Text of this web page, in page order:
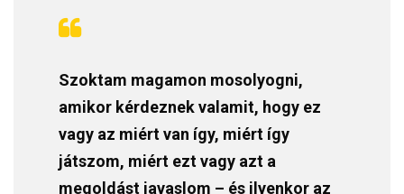
Szoktam magamon mosolyogni,
amikor kérdeznek valamit, hogy ez
vagy az miért van így, miért így
játszom, miért ezt vagy azt a
megoldást javaslom – és ilyenkor az